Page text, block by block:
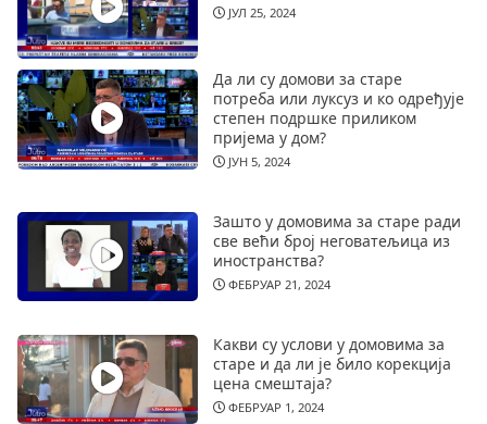
ЈУЛ 25, 2024
Да ли су домови за старе
потреба или луксуз и ко одређује
степен подршке приликом
пријема у дом?
ЈУН 5, 2024
Зашто у домовима за старе ради
све већи број неговатељица из
иностранства?
ФЕБРУАР 21, 2024
Какви су услови у домовима за
старе и да ли је било корекција
цена смештаја?
ФЕБРУАР 1, 2024